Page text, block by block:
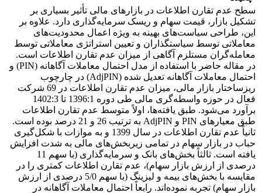
سطح عدم تقارن اطلاعات در بازارهای مالی تأثیر بسیاری بر
تشکیل بازار، قیمت سهام و ریسک سرمایه‌‌گذاری دارد. علاوه بر
این، طراحی سیاست‌های بهینه به ویژه اعمال محدودیت‌های
معاملاتی توسط سیاستگذاران و تعیین استراتژی معاملاتی توسط
معامله‌گران مستلزم آگاهی از میزان عدم تقارن اطلاعات است.
در مقاله حاضر با استفاده از مدل احتمال معاملات آگاهانه (PIN) و
احتمال معاملات آگاهانه تعدیل شده (AdjPIN) در چارچوب
ریزساختار بازار مالی، میزان عدم تقارن اطلاعات در 69 شرکت
فعال در حوزه واسطه‌گری مالی طی دوره 1396:1 تا 1402:3
برآورد می‌شود. طبق یافته‌ها، اولاً متوسط عدم تقارن اطلاعات
طبق معیارهای PIN و AdjPIN به ترتیب 26 و 21 درصد بوده است.
ثانیاً عدم تقارن اطلاعات در سال 1399 و به موازات با شکل‌گیری
حباب در بازار سهام در تمامی زیربخش‌های مالی به شدت افزایش
یافته است. ثالثاً بخش‌های بانک و سرمایه‌گذاری (با سهم 11
درصدی از ارزش بازار سهام)، عدم تقارن اطلاعات کمتری را در
مقایسه با بخش‌های بیمه و لیزینگ (با سهم 5/0 درصدی از ارزش
بازار سهام) تجربه‌ نموده‌اند. رابعاً احتمال معاملات آگاهانه در